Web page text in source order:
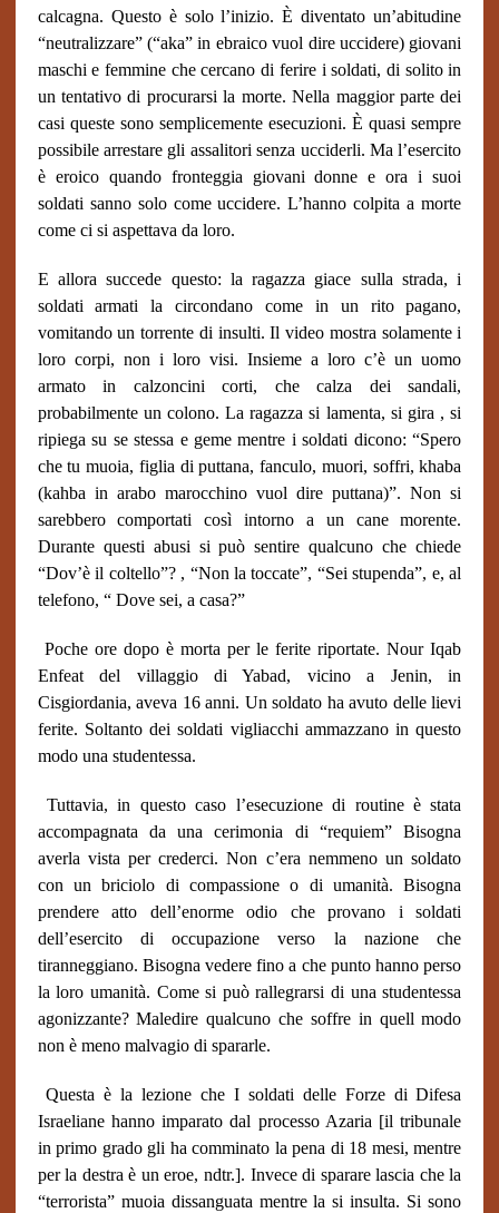
calcagna. Questo è solo l’inizio. È diventato un’abitudine
“neutralizzare” (“aka” in ebraico vuol dire uccidere) giovani
maschi e femmine che cercano di ferire i soldati, di solito in
un tentativo di procurarsi la morte. Nella maggior parte dei
casi queste sono semplicemente esecuzioni. È quasi sempre
possibile arrestare gli assalitori senza ucciderli. Ma l’esercito
è eroico quando fronteggia giovani donne e ora i suoi
soldati sanno solo come uccidere. L’hanno colpita a morte
come ci si aspettava da loro.
E allora succede questo: la ragazza giace sulla strada, i
soldati armati la circondano come in un rito pagano,
vomitando un torrente di insulti. Il video mostra solamente i
loro corpi, non i loro visi. Insieme a loro c’è un uomo
armato in calzoncini corti, che calza dei sandali,
probabilmente un colono. La ragazza si lamenta, si gira , si
ripiega su se stessa e geme mentre i soldati dicono: “Spero
che tu muoia, figlia di puttana, fanculo, muori, soffri, khaba
(kahba in arabo marocchino vuol dire puttana)”. Non si
sarebbero comportati così intorno a un cane morente.
Durante questi abusi si può sentire qualcuno che chiede
“Dov’è il coltello”? , “Non la toccate”, “Sei stupenda”, e, al
telefono, “ Dove sei, a casa?”
Poche ore dopo è morta per le ferite riportate. Nour Iqab
Enfeat del villaggio di Yabad, vicino a Jenin, in
Cisgiordania, aveva 16 anni. Un soldato ha avuto delle lievi
ferite. Soltanto dei soldati vigliacchi ammazzano in questo
modo una studentessa.
Tuttavia, in questo caso l’esecuzione di routine è stata
accompagnata da una cerimonia di “requiem” Bisogna
averla vista per crederci. Non c’era nemmeno un soldato
con un briciolo di compassione o di umanità. Bisogna
prendere atto dell’enorme odio che provano i soldati
dell’esercito di occupazione verso la nazione che
tiranneggiano. Bisogna vedere fino a che punto hanno perso
la loro umanità. Come si può rallegrarsi di una studentessa
agonizzante? Maledire qualcuno che soffre in quell modo
non è meno malvagio di spararle.
Questa è la lezione che I soldati delle Forze di Difesa
Israeliane hanno imparato dal processo Azaria [il tribunale
in primo grado gli ha comminato la pena di 18 mesi, mentre
per la destra è un eroe, ndtr.]. Invece di sparare lascia che la
“terrorista” muoia dissanguata mentre la si insulta. Si sono